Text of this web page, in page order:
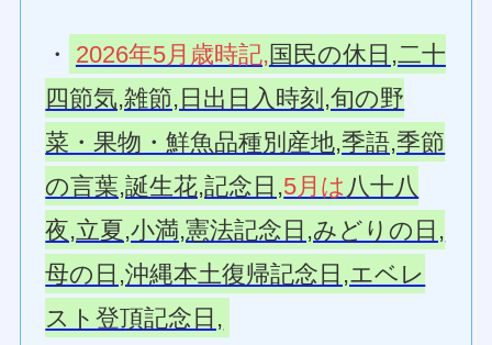
・ 2026年5月歳時記,国民の休日,二十
四節気,雑節,日出日入時刻,旬の野
菜・果物・鮮魚品種別産地,季語,季節
の言葉,誕生花,記念日,5月は 八十八
夜,立夏,小満,憲法記念日,みどりの日,
母の日,沖縄本土復帰記念日,エベレ
スト登頂記念日,